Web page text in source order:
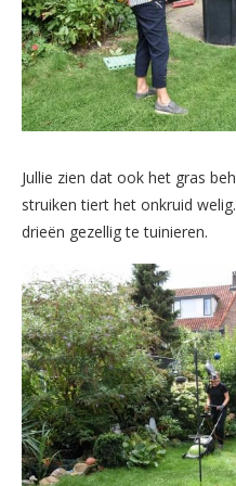
Jullie zien dat ook het gras
struiken tiert het onkruid
drieën gezellig te tuinieren.